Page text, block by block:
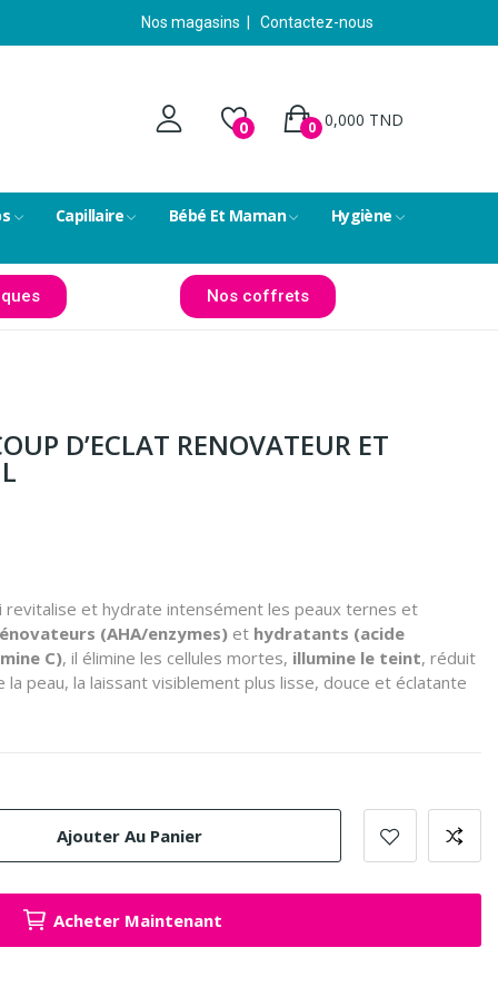
Nos magasins Contactez-nous
0 0,000 TND
0
Capillaire Bébé Et Maman Hygiène
Nos coffrets
D’ECLAT RENOVATEUR ET
revitalise et hydrate intensément les peaux ternes et
(AHA/enzymes) et hydratants (acide
C), il élimine les cellules mortes, illumine le teint, réduit
peau, la laissant visiblement plus lisse, douce et éclatante
Ajouter Au Panier
Acheter Maintenant